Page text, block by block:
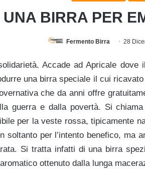
UNA BIRRA PER
Fermento Birra 28
Accade ad Apricale
una birra speciale il cui
che da anni offre
guerra e dalla povertà. Si
per la veste rossa, tipicamente
soltanto per l’intento benefico, ma
Si tratta infatti di una birra
ottenuto dalla lunga